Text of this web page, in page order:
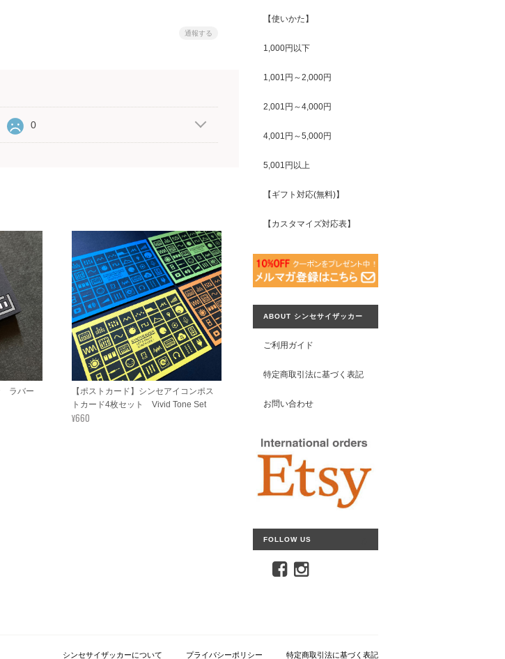
通報する
0
ラバー
【ポストカード】シンセアイコンポス
トカード4枚セット Vivid Tone Set
¥660
【使いかた】
1,000円以下
1,001円～2,000円
2,001円～4,000円
4,001円～5,000円
5,001円以上
【ギフト対応(無料)】
【カスタマイズ対応表】
ABOUT シンセサイザッカー
ご利用ガイド
特定商取引法に基づく表記
お問い合わせ
FOLLOW US
シンセサイザッカーについて プライバシーポリシー 特定商取引法に基づく表記